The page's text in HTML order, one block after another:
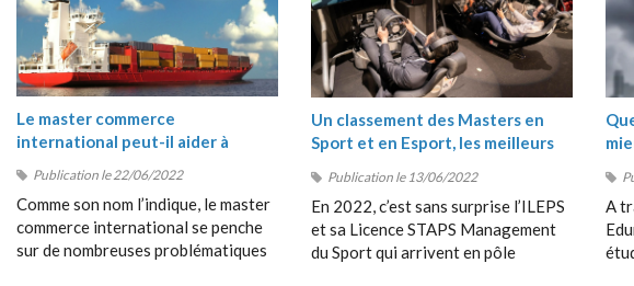
Le master commerce
international peut-il aider à
?
Publication le 22/06/2022
Comme son nom l’indique, le master
commerce international se penche
sur de nombreuses problématiques
Un classement des Masters en
Sport et en Esport, les meilleurs
Publication le 13/06/2022
En 2022, c’est sans surprise l’ILEPS
et sa Licence STAPS Management
du Sport qui arrivent en pôle
A